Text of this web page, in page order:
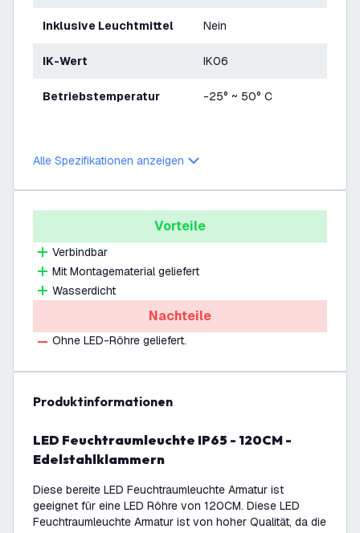
Inklusive Leuchtmittel Nein
IK-Wert IK06
Betriebstemperatur -25° ~ 50° C
Alle Spezifikationen anzeigen
Vorteile
Verbindbar
Mit Montagematerial geliefert
Wasserdicht
Nachteile
Ohne LED-Röhre geliefert.
Produktinformationen
LED Feuchtraumleuchte IP65 - 120CM -
Edelstahlklammern
Diese bereite LED Feuchtraumleuchte Armatur ist
geeignet für eine LED Röhre von 120CM. Diese LED
Feuchtraumleuchte Armatur ist von hoher Qualität, da die